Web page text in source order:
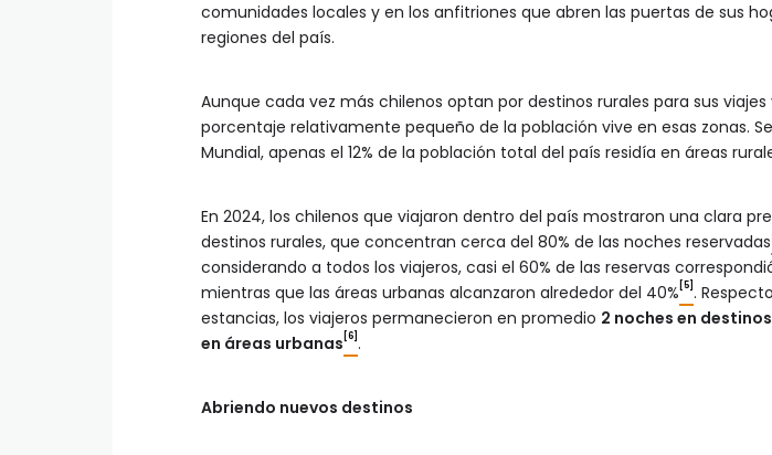
comunidades locales y en los anfitriones que abren las puertas de sus
regiones del país.
Aunque cada vez más chilenos optan por destinos rurales para sus viajes
porcentaje relativamente pequeño de la población vive en esas zonas.
Mundial, apenas el 12% de la población total del país residía en áreas
En 2024, los chilenos que viajaron dentro del país mostraron una clara
destinos rurales, que concentran cerca del 80% de las noches reservadas
considerando a todos los viajeros, casi el 60% de las reservas
mientras que las áreas urbanas alcanzaron alrededor del 40% [5].
estancias, los viajeros permanecieron en promedio 2 noches en
en áreas urbanas [6].
Abriendo nuevos destinos